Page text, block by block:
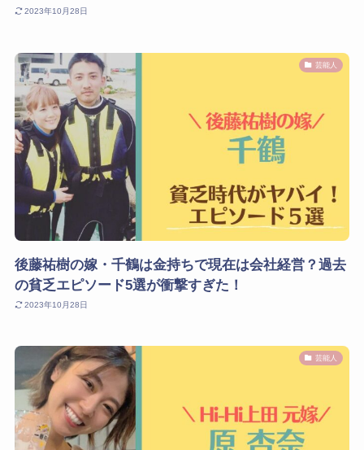
2023年10月28日
芸能人
後藤祐樹の嫁・千鶴は金持ちで現在は会社経営？過去
の貧乏エピソード5選が衝撃すぎた！
2023年10月28日
芸能人